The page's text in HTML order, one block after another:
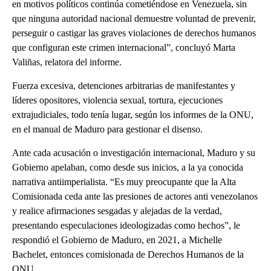
en motivos políticos continúa cometiéndose en Venezuela, sin
que ninguna autoridad nacional demuestre voluntad de prevenir,
perseguir o castigar las graves violaciones de derechos humanos
que configuran este crimen internacional”, concluyó Marta
Valiñas, relatora del informe.
Fuerza excesiva, detenciones arbitrarias de manifestantes y
líderes opositores, violencia sexual, tortura, ejecuciones
extrajudiciales, todo tenía lugar, según los informes de la ONU,
en el manual de Maduro para gestionar el disenso.
Ante cada acusación o investigación internacional, Maduro y su
Gobierno apelaban, como desde sus inicios, a la ya conocida
narrativa antiimperialista. “Es muy preocupante que la Alta
Comisionada ceda ante las presiones de actores anti venezolanos
y realice afirmaciones sesgadas y alejadas de la verdad,
presentando especulaciones ideologizadas como hechos”, le
respondió el Gobierno de Maduro, en 2021, a Michelle
Bachelet, entonces comisionada de Derechos Humanos de la